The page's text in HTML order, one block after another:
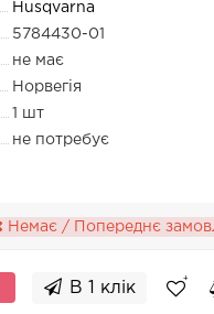
Husqvarna
5784430-01
не має
Норвегія
1 шт
не потребує
Немає / Попереднє
В 1 клік